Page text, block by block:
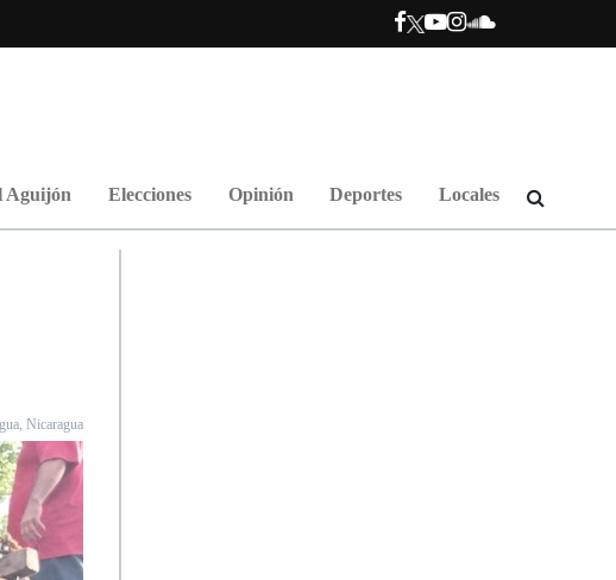
Aguijón Elecciones Opinión Deportes Locales
Nicaragua